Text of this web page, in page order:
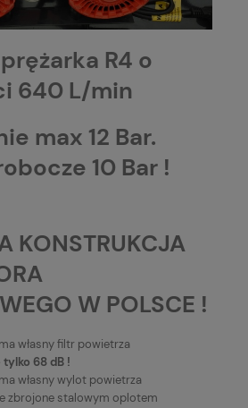
R4 o
640 L/min
max 12 Bar.
10 Bar !
KONSTRUKCJA
W POLSCE !
własny filtr powietrza
68 dB !
własny wylot powietrza
zbrojone stalowym oplotem